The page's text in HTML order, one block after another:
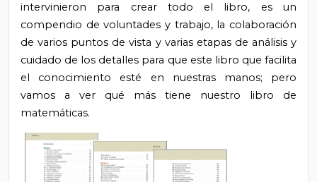
intervinieron para crear todo el libro, es un
compendio de voluntades y trabajo, la colaboración
de varios puntos de vista y varias etapas de análisis y
cuidado de los detalles para que este libro que facilita
el conocimiento esté en nuestras manos; pero
vamos a ver qué más tiene nuestro libro de
matemáticas.